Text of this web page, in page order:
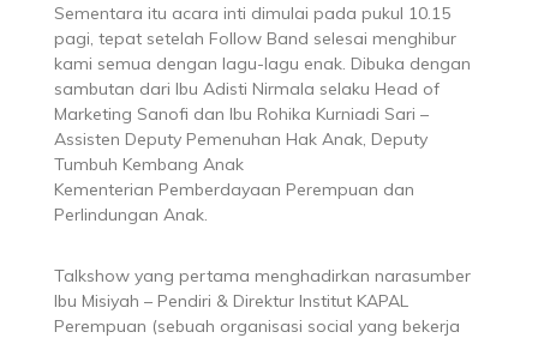
Sementara itu acara inti dimulai pada pukul 10.15
pagi, tepat setelah Follow Band selesai menghibur
kami semua dengan lagu-lagu enak. Dibuka dengan
sambutan dari Ibu Adisti Nirmala selaku Head of
Marketing Sanofi dan Ibu Rohika Kurniadi Sari –
Assisten Deputy Pemenuhan Hak Anak, Deputy
Tumbuh Kembang Anak
Kementerian Pemberdayaan Perempuan dan
Perlindungan Anak.
Talkshow yang pertama menghadirkan narasumber
Ibu Misiyah – Pendiri & Direktur Institut KAPAL
Perempuan (sebuah organisasi social yang bekerja